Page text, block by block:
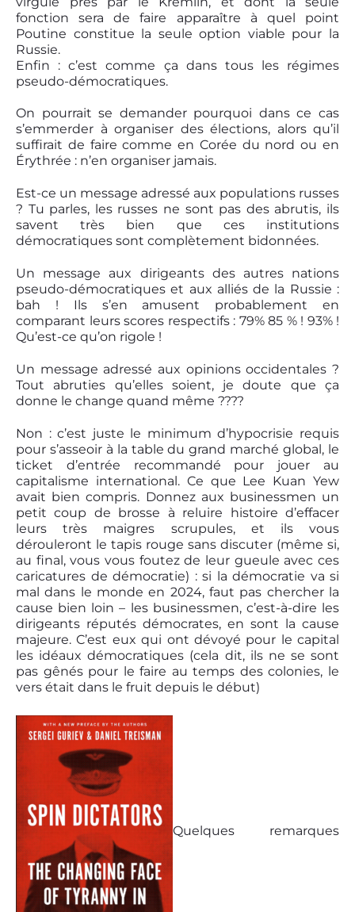
fonction sera de faire apparaître à quel point
Poutine constitue la seule option viable pour la
Russie.
Enfin : c’est comme ça dans tous les régimes
pseudo-démocratiques.
On pourrait se demander pourquoi dans ce cas
s’emmerder à organiser des élections, alors qu’il
suffirait de faire comme en Corée du nord ou en
Érythrée : n’en organiser jamais.
Est-ce un message adressé aux populations russes
? Tu parles, les russes ne sont pas des abrutis, ils
savent très bien que ces institutions
démocratiques sont complètement bidonnées.
Un message aux dirigeants des autres nations
pseudo-démocratiques et aux alliés de la Russie :
bah ! Ils s’en amusent probablement en
comparant leurs scores respectifs : 79% 85 % ! 93% !
Qu’est-ce qu’on rigole !
Un message adressé aux opinions occidentales ?
Tout abruties qu’elles soient, je doute que ça
donne le change quand même ????
Non : c’est juste le minimum d’hypocrisie requis
pour s’asseoir à la table du grand marché global, le
ticket d’entrée recommandé pour jouer au
capitalisme international. Ce que Lee Kuan Yew
avait bien compris. Donnez aux businessmen un
petit coup de brosse à reluire histoire d’effacer
leurs très maigres scrupules, et ils vous
dérouleront le tapis rouge sans discuter (même si,
au final, vous vous foutez de leur gueule avec ces
caricatures de démocratie) : si la démocratie va si
mal dans le monde en 2024, faut pas chercher la
cause bien loin – les businessmen, c’est-à-dire les
dirigeants réputés démocrates, en sont la cause
majeure. C’est eux qui ont dévoyé pour le capital
les idéaux démocratiques (cela dit, ils ne se sont
pas gênés pour le faire au temps des colonies, le
vers était dans le fruit depuis le début)
Quelques remarques